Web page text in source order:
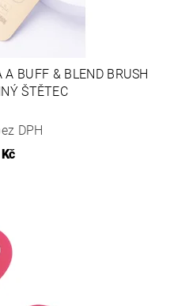
A BUFF & BLEND BRUSH
ŠTĚTEC
DPH